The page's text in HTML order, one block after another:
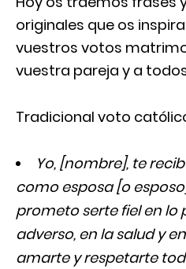
originales que os
vuestros votos
vuestra pareja y a
Tradicional voto
Yo, [nombre], te
como esposa [o
prometo serte fiel en lo
adverso, en la salud y
amarte y respetarte